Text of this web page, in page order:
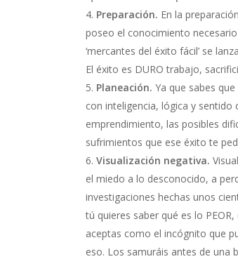
Preparación. En la
poseo el conocimiento
‘mercantes del éxito fácil’ se
El éxito es DURO trabajo,
Planeación. Ya que sabes
con inteligencia, lógica y
emprendimiento, las posibles
sufrimientos que ese éxito te
Visualización negativa.
el miedo a lo desconocido, a
investigaciones hechas unos
tú quieres saber qué es lo
aceptas como el incógnito que
eso. Los samuráis antes de una